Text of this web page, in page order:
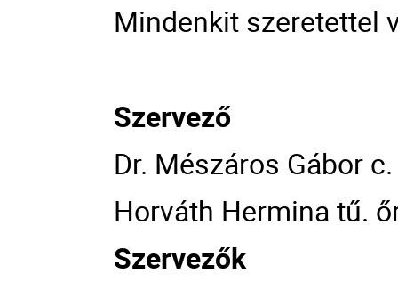
Mindenkit szeretettel
Szervező
Dr. Mészáros Gábor
Horváth Hermina tű.
Szervezők